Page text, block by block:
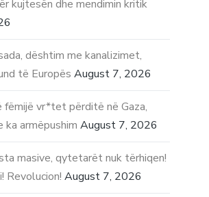
kujtesën dhe mendimin kritik
dështim me kanalizimet,
të Europës August 7, 2026
fëmijë vr*tet përditë në Gaza,
ka armëpushim August 7, 2026
masive, qytetarët nuk tërhiqen!
Revolucion! August 7, 2026